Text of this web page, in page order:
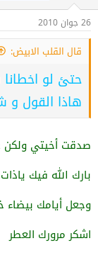
أيضآ خطأ كتابة إن
يكتبها البعض
وهو خطأ فيه
إنشاء معناها
ويصبح معنى
وهذا كفر
أيضآ هناك من
26 جوان 2010
قال القلب الابيض:
حتئ لو
هاذا القول و
صدقت أخيتي ولكن
بارك الله فيك
وجعل أيامك
اشكر مرورك العطر